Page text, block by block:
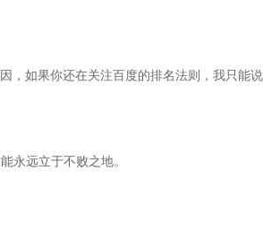
，如果你还在关注百度的排名法则，我只能
永远立于不败之地。